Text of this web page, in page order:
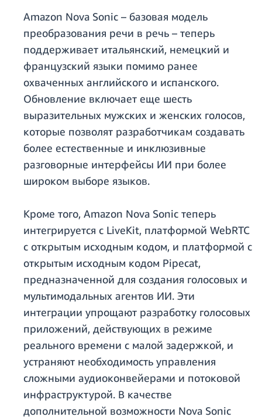
Amazon Nova Sonic – базовая модель
преобразования речи в речь – теперь
поддерживает итальянский, немецкий и
французский языки помимо ранее
охваченных английского и испанского.
Обновление включает еще шесть
выразительных мужских и женских голосов,
которые позволят разработчикам создавать
более естественные и инклюзивные
разговорные интерфейсы ИИ при более
широком выборе языков.
Кроме того, Amazon Nova Sonic теперь
интегрируется с LiveKit, платформой WebRTC
с открытым исходным кодом, и платформой с
открытым исходным кодом Pipecat,
предназначенной для создания голосовых и
мультимодальных агентов ИИ. Эти
интеграции упрощают разработку голосовых
приложений, действующих в режиме
реального времени с малой задержкой, и
устраняют необходимость управления
сложными аудиоконвейерами и потоковой
инфраструктурой. В качестве
дополнительной возможности Nova Sonic